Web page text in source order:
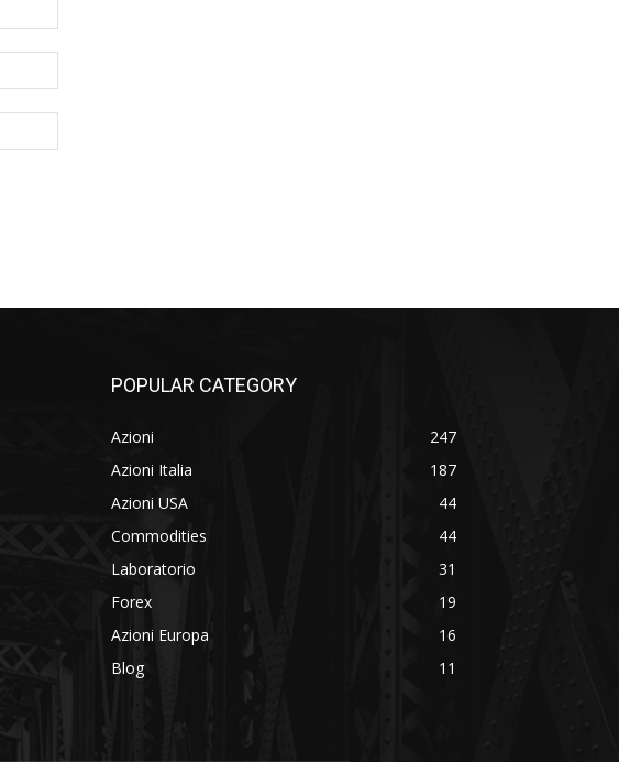
Web:
POPULAR CATEGORY
Azioni
247
Azioni Italia
187
Azioni USA
44
Commodities
44
Laboratorio
31
Forex
19
Azioni Europa
16
Blog
11